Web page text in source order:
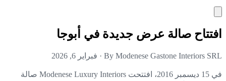
صالة عرض جديدة في أبوجا
By Modenese Gastone Interiors
·فبراير 6, 2026
في 15 ديسمبر 2016، افتتحت Modenese Luxury Interiors صالة